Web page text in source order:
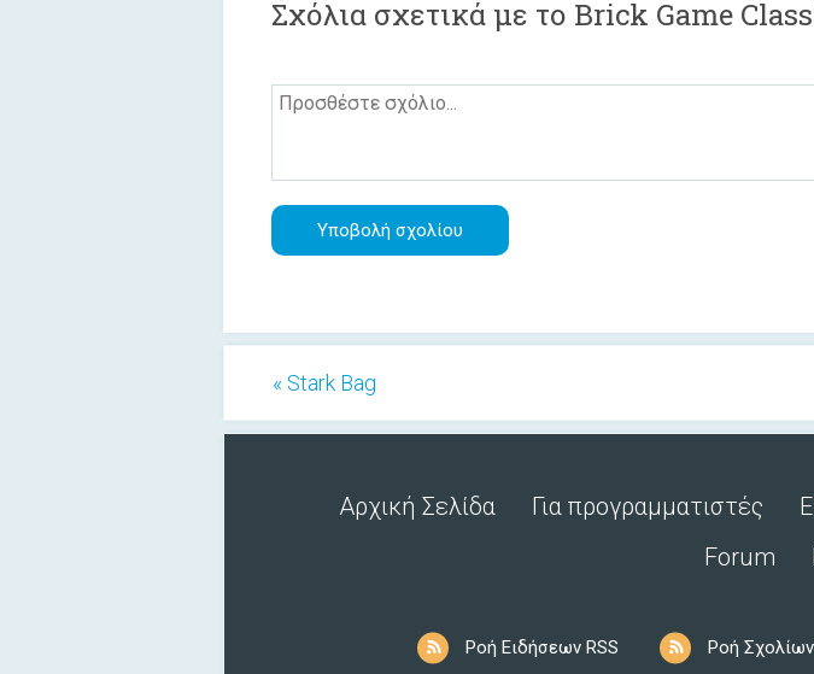
Σχόλια σχετικά με το Brick Game
« Stark Bag
Αρχική Σελίδα Για προγραμματιστές
Forum
Ροή Ειδήσεων RSS Ροή Σχολίων